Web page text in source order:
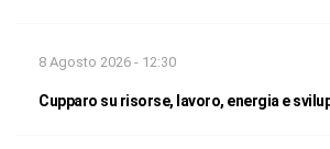
8 Agosto 2026 - 12:30
Cupparo su risorse, lavoro, energia e